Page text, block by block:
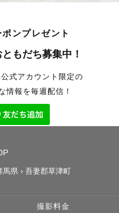
ポンプレゼント
ともだち募集中！
式アカウント限定の
情報を毎週配信！
馬県› 吾妻郡草津町
撮影料金